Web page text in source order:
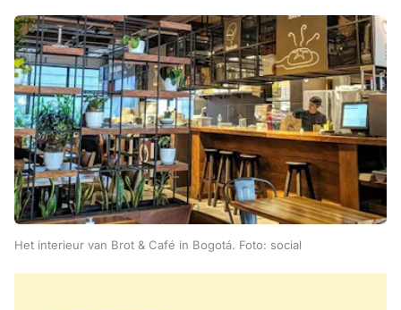
Het interieur van Brot & Café in Bogotá. Foto: social